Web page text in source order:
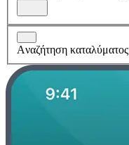
Aναζήτηση καταλύματος